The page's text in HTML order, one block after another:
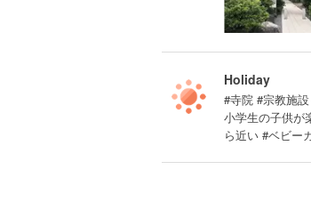
Holiday
#寺院 #宗教施
小学生の子供が
ら近い #ベビー